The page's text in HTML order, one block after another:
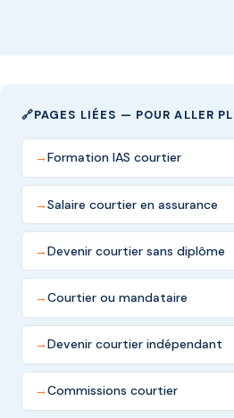
PAGES LIÉES — POUR ALLER
Formation IAS courtier
Salaire courtier en assurance
Devenir courtier sans diplôme
Courtier ou mandataire
Devenir courtier indépendant
Commissions courtier